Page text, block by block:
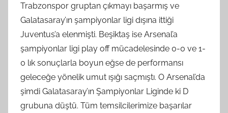
Trabzonspor gruptan çıkmayı başarmış ve
Galatasaray’ın şampiyonlar ligi dışına ittiği
Juventus’a elenmişti. Beşiktaş ise Arsenal’a
şampiyonlar ligi play off mücadelesinde 0-0 ve 1-
0 lık sonuçlarla boyun eğse de performansı
geleceğe yönelik umut ışığı saçmıştı. O Arsenal’da
şimdi Galatasaray’ın Şampiyonlar Liginde ki D
grubuna düştü. Tüm temsilcilerimize başarılar